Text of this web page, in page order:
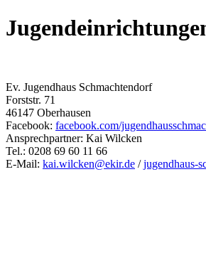
Ev. Jugendhaus Schmachtendorf
Forststr. 71
46147 Oberhausen
Facebook: facebook.com/
Ansprechpartner: Kai Wilcken
Tel.: 0208 69 60 11 66
E-Mail: kai.wilcken@ekir.de /jugendhaus-